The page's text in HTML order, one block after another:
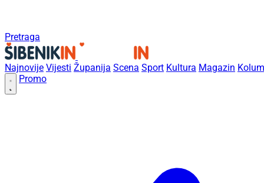
Pretraga
Najnovije Vijesti Županija Scena Sport Kultura Magazin
Promo